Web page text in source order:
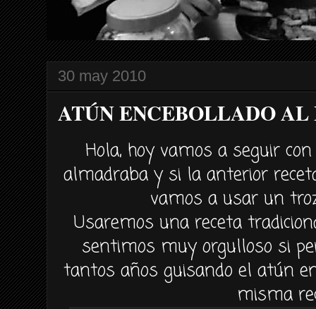
30 may 2010
ATÚN ENCEBOLLADO
Hola, hoy vamos a seguir
almadraba y si la anterior
vamos a usar un
Usaremos una receta
sentimos muy orgulloso si
tantos años guisando elatún
misma